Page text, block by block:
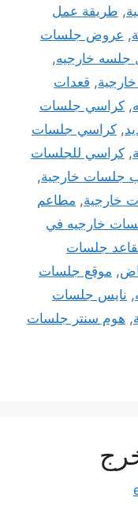
, طريقة عمل
, عروض جلسات
جلسه خارجيه,
, قعدات
, كراسي جلسات
, كراسي جلسات
, كراسي للجلسات
جلسات خارجية,
خارجية, مطاعم
خارجيه في
جلسات
, موقع جلسات
, نايس جلسات
, هوم سنتر جلسات